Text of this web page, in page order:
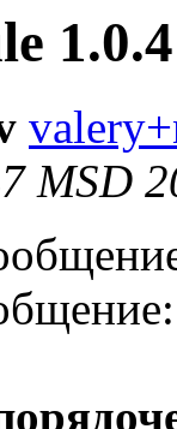
1.0.4
MSD